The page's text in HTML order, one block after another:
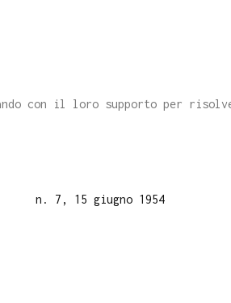
con il loro supporto per
n. 7, 15 giugno 1954